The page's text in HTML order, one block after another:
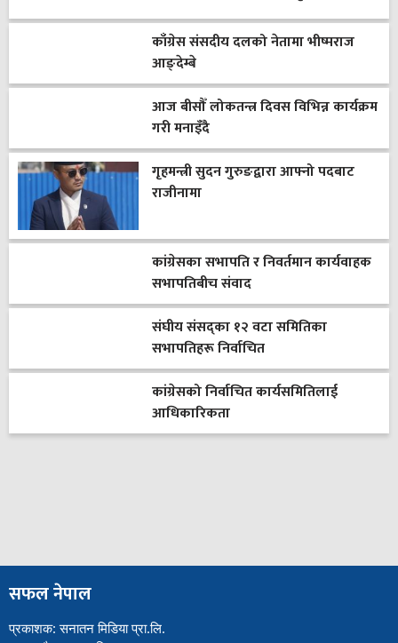
काँग्रेस संसदीय दलको नेतामा भीष्मराज
आङ्देम्बे
आज बीसौँ लोकतन्त्र दिवस विभिन्न कार्यक्रम
गरी मनाइँदै
गृहमन्त्री सुदन गुरुङद्वारा आफ्नो पदबाट
राजीनामा
कांग्रेसका सभापति र निवर्तमान कार्यवाहक
सभापतिबीच संवाद
संघीय संसद्का १२ वटा समितिका
सभापतिहरू निर्वाचित
कांग्रेसको निर्वाचित कार्यसमितिलाई
आधिकारिकता
सफल नेपाल
प्रकाशक: सनातन मिडिया प्रा.लि.